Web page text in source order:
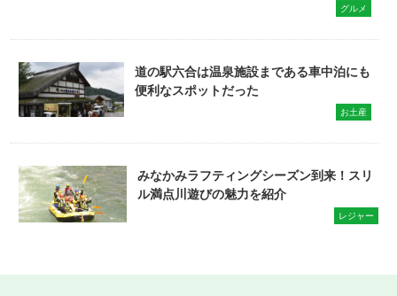
グルメ
道の駅六合は温泉施設まである車中泊にも
便利なスポットだった
お土産
みなかみラフティングシーズン到来！スリ
ル満点川遊びの魅力を紹介
レジャー